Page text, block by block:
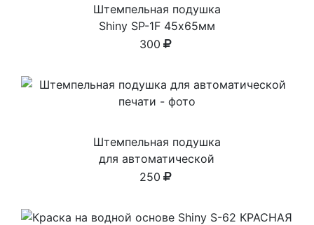
Штемпельная подушка
Shiny SP-1F 45х65мм
300
Штемпельная подушка
для автоматической
печати
250